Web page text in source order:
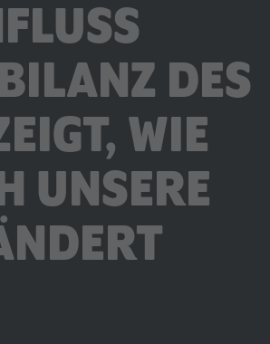
DES
WIE
UNSERE